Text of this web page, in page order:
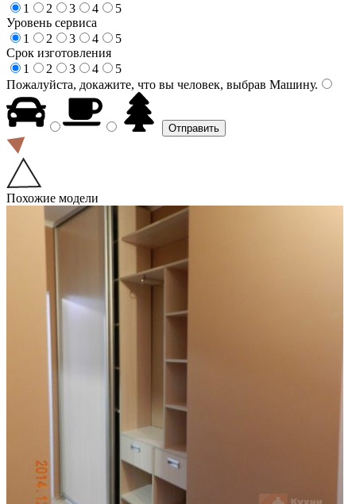
1
2 3 4
5
Уровень сервиса
1
2 3 4
5
Срок изготовления
1
2 3 4
5
Пожалуйста, докажите, что вы человек, выбрав Машину.
Похожие модели